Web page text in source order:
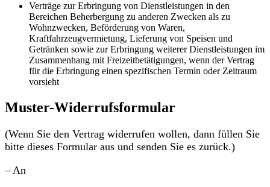
Verträge zur Erbringung von Dienstleistungen in den
Bereichen Beherbergung zu anderen Zwecken als zu
Wohnzwecken, Beförderung von Waren,
Kraftfahrzeugvermietung, Lieferung von Speisen und
Getränken sowie zur Erbringung weiterer Dienstleistungen im
Zusammenhang mit Freizeitbetätigungen, wenn der Vertrag
für die Erbringung einen spezifischen Termin oder Zeitraum
vorsieht
Muster-Widerrufsformular
(Wenn Sie den Vertrag widerrufen wollen, dann füllen Sie
bitte dieses Formular aus und senden Sie es zurück.)
– An